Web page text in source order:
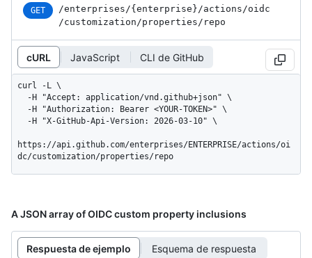
GET /enterprises/{enterprise}/actions/oidc
/customization/properties/repo
cURL JavaScript CLI de GitHub
curl -L \
https://api.github.com/enterprises/ENTERPRISE/actions/oi
dc/customization/properties/repo
A JSON array of OIDC custom property inclusions
Respuesta de ejemplo Esquema de respuesta